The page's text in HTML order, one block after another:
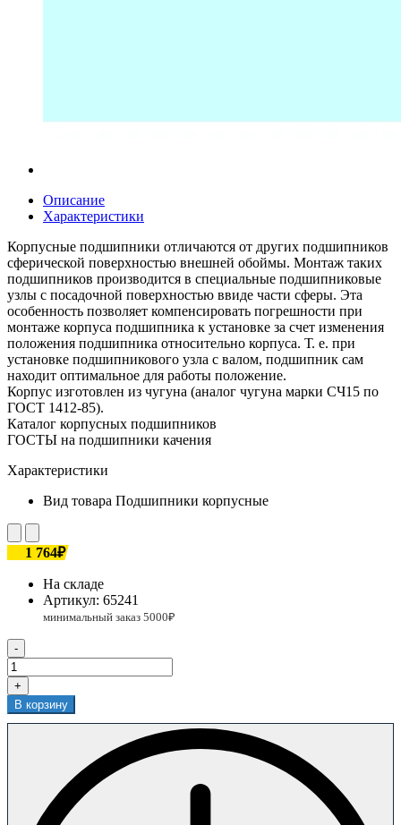
Описание
Характеристики
Корпусные подшипники отличаются от других подшипников
сферической поверхностью внешней обоймы. Монтаж таких
подшипников производится в специальные подшипниковые
узлы с посадочной поверхностью ввиде части сферы. Эта
особенность позволяет компенсировать погрешности при
монтаже корпуса подшипника к установке за счет изменения
положения подшипника относительно корпуса. Т. е. при
установке подшипникового узла с валом, подшипник сам
находит оптимальное для работы положение.
Корпус изготовлен из чугуна (аналог чугуна марки СЧ15 по
ГОСТ 1412-85).
Каталог корпусных подшипников
ГОСТЫ на подшипники качения
Характеристики
Вид товара Подшипники корпусные
1 764₽
На складе
Артикул: 65241
-
+
В корзину